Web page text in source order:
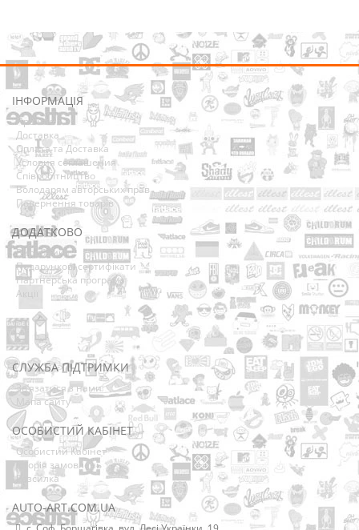
ІНФОРМАЦІЯ
Про нас
Доставка
Оплата та Доставка
Условия соглашения
Співробітництво
Володарям авторських прав
Повернення товарів
ДОДАТКОВО
Виробники
Подарункові сертифікати
Партнерська програма
Акції
СЛУЖБА ПІДТРИМКИ
Зв’язатися з нами
Мапа сайту
ОСОБИСТИЙ КАБІНЕТ
Особистий Кабінет
Історія замовлень
Розсилка
AUTO-ART.COM.UA